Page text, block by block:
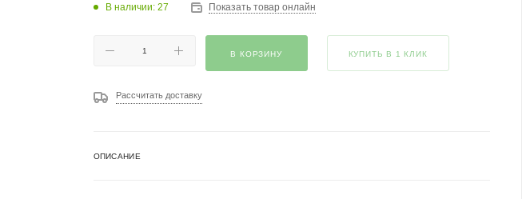
В наличии: 27 Показать товар онлайн
В КОРЗИНУ КУПИТЬ В 1 КЛИК
Рассчитать доставку
ОПИСАНИЕ